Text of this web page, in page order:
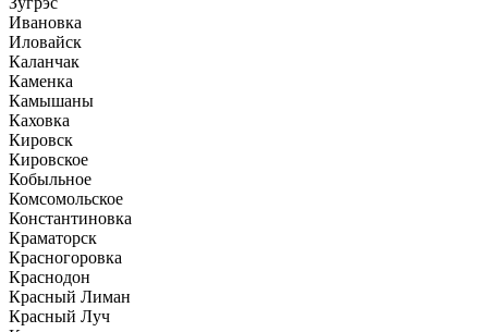
Ивановка
Иловайск
Каланчак
Каменка
Камышаны
Каховка
Кировск
Кировское
Кобыльное
Комсомольское
Константиновка
Краматорск
Красногоровка
Краснодон
Красный Лиман
Красный Луч